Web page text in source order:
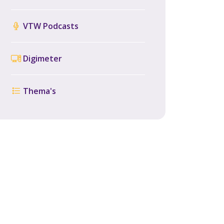
VTW Podcasts
Digimeter
Thema's